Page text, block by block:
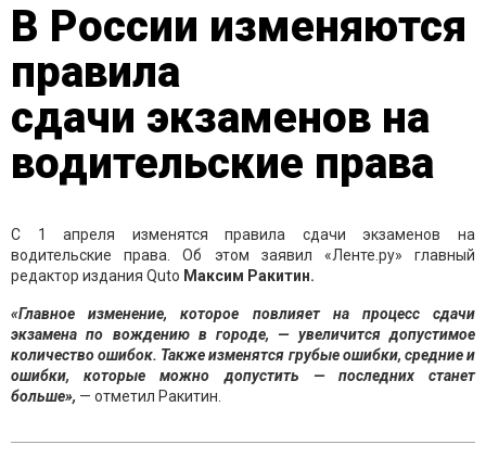
В России изменяются
правила
сдачи экзаменов на
водительские права
С 1 апреля изменятся правила сдачи экзаменов на
водительские права. Об этом заявил «Ленте.ру» главный
редактор издания Quto Максим Ракитин.
«Главное изменение, которое повлияет на процесс сдачи
экзамена по вождению в городе, — увеличится допустимое
количество ошибок. Также изменятся грубые ошибки, средние и
ошибки, которые можно допустить — последних станет
больше», — отметил Ракитин.